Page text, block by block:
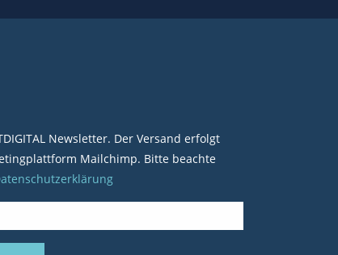
Newsletter. Der Versand erfolgt
Mailchimp. Bitte beachte